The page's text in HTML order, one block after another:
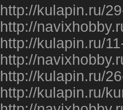
http://kulapin.ru/
http://
http://kulapin.ru/
http://
http://kulapin.ru/
http://kulapin.ru/